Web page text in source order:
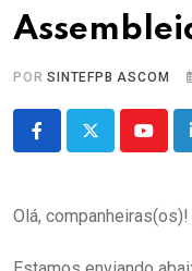
PORSINTEFPB ASCOM
Olá, companheiras(os)!